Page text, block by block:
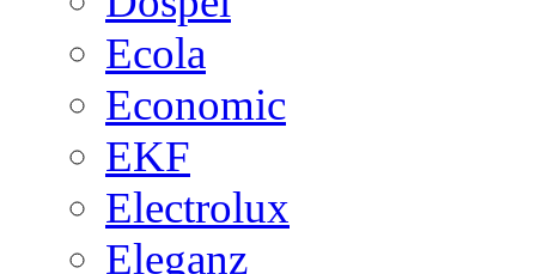
Ecola
Economic
EKF
Electrolux
Eleganz